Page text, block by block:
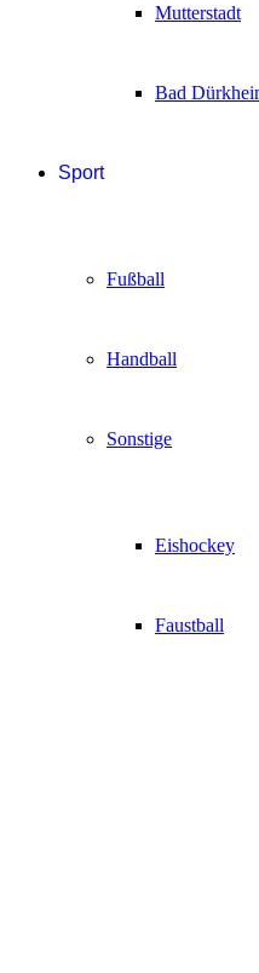
Mutterstadt
Bad
Sport
Fußball
Handball
Sonstige
Eishockey
Faustball